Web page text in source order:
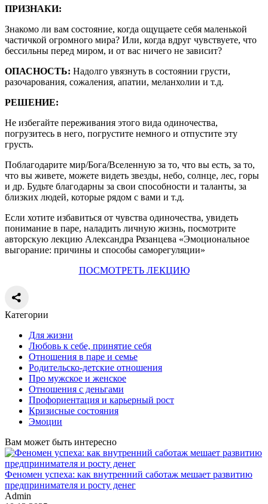
ПРИЗНАКИ:
Знакомо ли вам состояние, когда ощущаете себя маленькой
частичкой огромного мира? Или, когда вдруг чувствуете, что
бессильны перед миром, и от вас ничего не зависит?
ОПАСНОСТЬ: Надолго увязнуть в состоянии грусти,
разочарования, сожаления, апатии, меланхолии и т.д.
РЕШЕНИЕ:
Не избегайте переживания этого вида одиночества,
погрузитесь в него, погрустите немного и отпустите эту
грусть.
Поблагодарите мир/Бога/Вселенную за то, что вы есть, за то,
что вы живете, можете видеть звезды, небо, солнце, лес, горы
и др. Будьте благодарны за свои способности и таланты, за
близких людей, которые рядом с вами и т.д.
Если хотите избавиться от чувства одиночества, увидеть
понимание в паре, наладить личную жизнь, посмотрите
авторскую лекцию Александра Рязанцева «Эмоциональное
выгорание: причины и способы саморегуляции»
ПОСМОТРЕТЬ ЛЕКЦИЮ
Категории
Для жизни
Любовь к себе, принятие себя
Отношения в паре и семье
Родительско-детские отношения
Про мужское и женское
Отношения с деньгами
Профориентация и карьерный рост
Кризисные состояния
Эмоции
Вам может быть интересно
Феномен успеха: как внутренний саботаж мешает развитию
предпринимателя и росту денег
Admin